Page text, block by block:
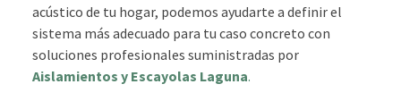
acústico de tu hogar, podemos ayudarte a definir el
sistema más adecuado para tu caso concreto con
soluciones profesionales suministradas por
Aislamientos y Escayolas Laguna.